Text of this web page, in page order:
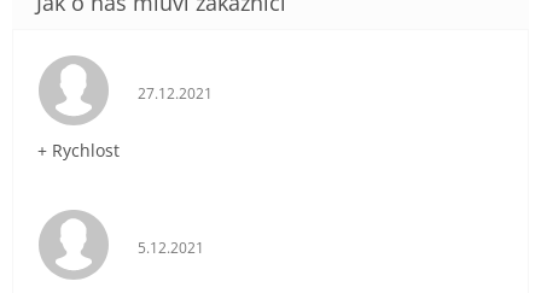
Hodnocení obchodu je 5 z 5 hvězdiček.
27.12.2021
+ Rychlost
Hodnocení obchodu je 5 z 5 hvězdiček.
5.12.2021